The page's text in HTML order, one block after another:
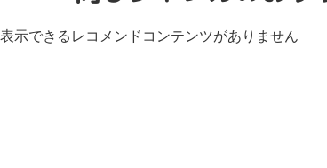
表示できるレコメンドコンテンツがありません